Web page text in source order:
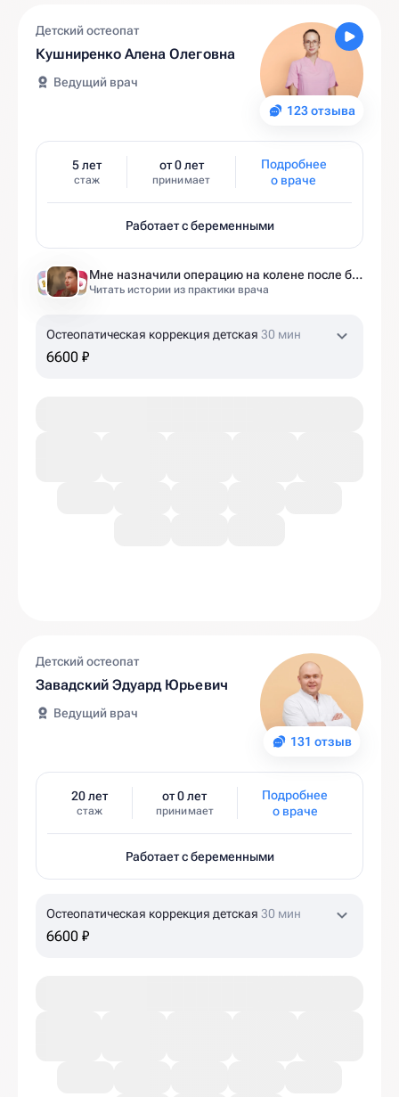
123 отзыва
Детский остеопат
Кушниренко Алена Олеговна
Ведущий врач
5 лет
стаж
от 0 лет
принимает
Подробнее
о враче
Работает с беременными
Мне назначили операцию на колене после беременности. Оказалось — это было ошибкой
Читать истории из практики врача
Остеопатическая коррекция детская 30 мин
6600 ₽
131 отзыв
Детский остеопат
Завадский Эдуард Юрьевич
Ведущий врач
20 лет
стаж
от 0 лет
принимает
Подробнее
о враче
Работает с беременными
Остеопатическая коррекция детская 30 мин
6600 ₽